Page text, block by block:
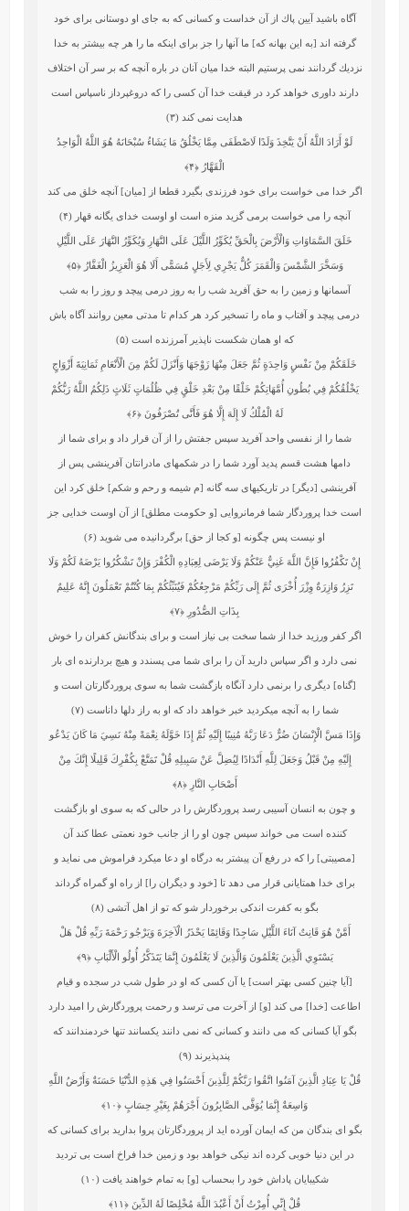
آگاه باشيد آيين پاك از آن خداست و كسانى كه به جاى او دوستانى براى خود
گرفته‏ اند [به اين بهانه كه] ما آنها را جز براى اينكه ما را هر چه بيشتر به خدا
نزديك گردانند نمى ‏پرستيم البته خدا ميان آنان در باره آنچه كه بر سر آن اختلاف
دارند داورى خواهد كرد در قيقت‏ خدا آن كسى را كه دروغ‏پرداز ناسپاس است
هدايت نمى ‏كند (۳)
لَوْ أَرَادَ اللَّهُ أَنْ يَتَّخِذَ وَلَدًا لَاصْطَفَى مِمَّا يَخْلُقُ مَا يَشَاءُ سُبْحَانَهُ هُوَ اللَّهُ الْوَاحِدُ
الْقَهَّارُ ﴿۴﴾
اگر خدا مى‏ خواست براى خود فرزندى بگيرد قطعا از [ميان] آنچه خلق مى ‏كند
آنچه را مى‏ خواست برمى‏ گزيد منزه است او اوست‏ خداى يگانه قهار (۴)
خَلَقَ السَّمَاوَاتِ وَالْأَرْضَ بِالْحَقِّ يُكَوِّرُ اللَّيْلَ عَلَى النَّهَارِ وَيُكَوِّرُ النَّهَارَ عَلَى اللَّيْلِ
وَسَخَّرَ الشَّمْسَ وَالْقَمَرَ كُلٌّ يَجْرِي لِأَجَلٍ مُسَمًّى أَلَا هُوَ الْعَزِيزُ الْغَفَّارُ﴿۵﴾
آسمانها و زمين را به حق آفريد شب را به روز درمى ‏پيچد و روز را به شب
درمى ‏پيچد و آفتاب و ماه را تسخير كرد هر كدام تا مدتى معين روانند آگاه باش
كه او همان شكست‏ ناپذير آمرزنده است (۵)
خَلَقَكُمْ مِنْ نَفْسٍ وَاحِدَةٍ ثُمَّ جَعَلَ مِنْهَا زَوْجَهَا وَأَنْزَلَ لَكُمْ مِنَ الْأَنْعَامِ ثَمَانِيَةَ أَزْوَاجٍ
يَخْلُقُكُمْ فِي بُطُونِ أُمَّهَاتِكُمْ خَلْقًا مِنْ بَعْدِ خَلْقٍ فِي ظُلُمَاتٍ ثَلَاثٍ ذَلِكُمُ اللَّهُ رَبُّكُمْ
لَهُ الْمُلْكُ لَا إِلَهَ إِلَّا هُوَ فَأَنَّى تُصْرَفُونَ﴿۶﴾
شما را از نفسى واحد آفريد سپس جفتش را از آن قرار داد و براى شما از
دامها هشت قسم پديد آورد شما را در شكمهاى مادرانتان آفرينشى پس از
آفرينشى [ديگر] در تاريكيهاى سه گانه [م شيمه و رحم و شكم] خلق كرد اين
است‏ خدا پروردگار شما فرمانروايى [و حكومت مطلق] از آن اوست‏ خدايى جز
او نيست پس چگونه [و كجا از حق] برگردانيده مى ‏شويد (۶)
إِنْ تَكْفُرُوا فَإِنَّ اللَّهَ غَنِيٌّ عَنْكُمْ وَلَا يَرْضَى لِعِبَادِهِ الْكُفْرَ وَإِنْ تَشْكُرُوا يَرْضَهُ لَكُمْ وَلَا
تَزِرُ وَازِرَةٌ وِزْرَ أُخْرَى ثُمَّ إِلَى رَبِّكُمْ مَرْجِعُكُمْ فَيُنَبِّئُكُمْ بِمَا كُنْتُمْ تَعْمَلُونَ إِنَّهُ عَلِيمٌ
بِذَاتِ الصُّدُورِ ﴿۷﴾
اگر كفر ورزيد خدا از شما سخت بى ‏نياز است و براى بندگانش كفران را خوش
نمى دارد و اگر سپاس داريد آن را براى شما مى ‏پسندد و هيچ بردارنده‏ اى بار
[گناه] ديگرى را برنمى دارد آنگاه بازگشت‏ شما به سوى پروردگارتان است و
شما را به آنچه میکرديد خبر خواهد داد كه او به راز دلها داناست (۷)
وَإِذَا مَسَّ الْإِنْسَانَ ضُرٌّ دَعَا رَبَّهُ مُنِيبًا إِلَيْهِ ثُمَّ إِذَا خَوَّلَهُ نِعْمَةً مِنْهُ نَسِيَ مَا كَانَ يَدْعُو
إِلَيْهِ مِنْ قَبْلُ وَجَعَلَ لِلَّهِ أَنْدَادًا لِيُضِلَّ عَنْ سَبِيلِهِ قُلْ تَمَتَّعْ بِكُفْرِكَ قَلِيلًا إِنَّكَ مِنْ
أَصْحَابِ النَّارِ﴿۸﴾
و چون به انسان آسيبى رسد پروردگارش را در حالى كه به سوى او بازگشت‏
كننده است مى‏ خواند سپس چون او را از جانب خود نعمتى عطا كند آن
[مصيبتى] را كه در رفع آن پيشتر به درگاه او دعا میکرد فراموش مى ‏نمايد و
براى خدا همتايانى قرار مى‏ دهد تا [خود و ديگران را] از راه او گمراه گرداند
بگو به كفرت اندكى برخوردار شو كه تو از اهل آتشى (۸)
أَمَّنْ هُوَ قَانِتٌ آنَاءَ اللَّيْلِ سَاجِدًا وَقَائِمًا يَحْذَرُ الْآخِرَةَ وَيَرْجُو رَحْمَةَ رَبِّهِ قُلْ هَلْ
يَسْتَوِي الَّذِينَ يَعْلَمُونَ وَالَّذِينَ لَا يَعْلَمُونَ إِنَّمَا يَتَذَكَّرُ أُولُو الْأَلْبَابِ﴿۹﴾
[آيا چنين كسى بهتر است] يا آن كسى كه او در طول شب در سجده و قيام
اطاعت [خدا] مى ‏كند [و] از آخرت مى‏ ترسد و رحمت پروردگارش را اميد دارد
بگو آيا كسانى كه مى‏ دانند و كسانى كه نمى‏ دانند يكسانند تنها خردمندانند كه
پندپذيرند (۹)
قُلْ يَا عِبَادِ الَّذِينَ آمَنُوا اتَّقُوا رَبَّكُمْ لِلَّذِينَ أَحْسَنُوا فِي هَذِهِ الدُّنْيَا حَسَنَةٌ وَأَرْضُ اللَّهِ
وَاسِعَةٌ إِنَّمَا يُوَفَّى الصَّابِرُونَ أَجْرَهُمْ بِغَيْرِ حِسَابٍ ﴿۱۰﴾
بگو اى بندگان من كه ايمان آورده‏ ايد از پروردگارتان پروا بداريد براى كسانى كه
در اين دنيا خوبى كرده‏ اند نيكى خواهد بود و زمين خدا فراخ است بى‏ ترديد
شكيبايان پاداش خود را بى‏حساب [و] به تمام خواهند يافت (۱۰)
قُلْ إِنِّي أُمِرْتُ أَنْ أَعْبُدَ اللَّهَ مُخْلِصًا لَهُ الدِّينَ ﴿۱۱﴾